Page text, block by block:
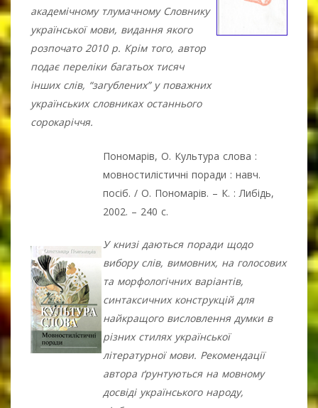
академічному тлумачному Словнику
української мови, видання якого
розпочато 2010 р. Крім того, автор
подає переліки багатьох тисяч
інших слів, “загублених” у поважних
українських словниках останнього
сорокаріччя.
Пономарів, О. Культура слова :
мовностилістичні поради : навч.
посіб. / О. Пономарів. – К. : Либідь,
2002. – 240 с.
У книзі даються поради щодо
вибору слів, вимовних, на голосових
та морфологічних варіантів,
синтаксичних конструкцій для
найкращого висловлення думки в
різних стилях української
літературної мови. Рекомендації
автора ґрунтуються на мовному
досвіді українського народу,